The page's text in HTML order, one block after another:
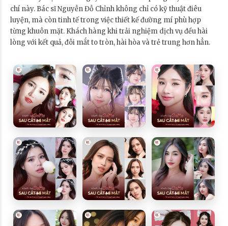
chí này. Bác sĩ Nguyễn Đỗ Chỉnh không chỉ có kỹ thuật điêu
luyện, mà còn tinh tế trong việc thiết kế đường mí phù hợp
từng khuôn mặt. Khách hàng khi trải nghiệm dịch vụ đều hài
lòng với kết quả, đôi mắt to tròn, hài hòa và trẻ trung hơn hẳn.